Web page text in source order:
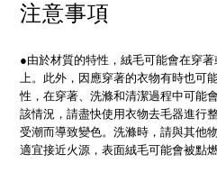
注意事項
●由於材質的特性，絨毛可能會在穿
上。此外，因應穿著的衣物有時也可
性，在穿著、洗滌和清潔過程中可能
該情況，請盡快使用衣物去毛器進行
受潮而導致變色。洗滌時，請與其他
適宜接近火源，表面絨毛可能會被點燃